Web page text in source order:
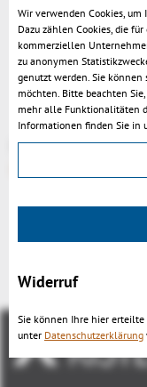
Neue
alle Markups
Neu: XML-API-
VR-Edition:
die Position
Mehr unter
Wir verwenden Cookies, um
Dazu zählen Cookies, die
kommerziellen
zu anonymen
genutzt werden. Sie können
möchten. Bitte beachten
mehr alle Funktionalitäten
Informationen finden Sie in
Widerruf
Sie können Ihre hier
unter Datenschutzerklärung